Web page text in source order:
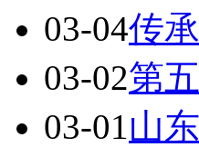
03-04传
03-02第
03-01山